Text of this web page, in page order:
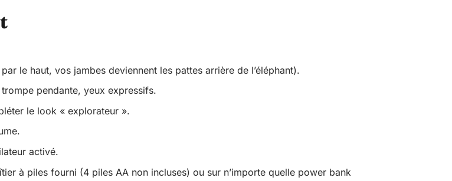
le haut, vos jambes deviennent les pattes arrière de l’éléphant).
pendante, yeux expressifs.
le look « explorateur ».
activé.
à piles fourni (4 piles AA non incluses) ou sur n’importe quelle power bank